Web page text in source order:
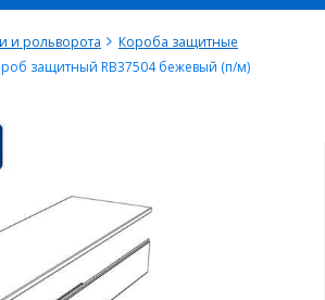
и рольворота
Короба защитные
защитный RB37504 бежевый (п/м)